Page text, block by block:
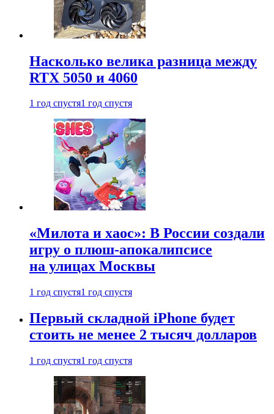
Насколько велика разница между
RTX 5050 и 4060
1 год спустя1 год спустя
«Милота и хаос»: В России создали
игру о плюш-апокалипсисе
на улицах Москвы
1 год спустя1 год спустя
Первый складной iPhone будет
стоить не менее 2 тысяч долларов
1 год спустя1 год спустя